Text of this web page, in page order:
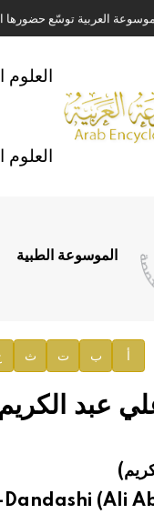
العربية توسّع حضورها
مجمع الملك سلمان العالمي
إياد خالد الطباع مدير عام
محمد ياسين صالح وزيرا
مجلس الإدارة
المجلد السابع من موسوعة
الموسوعة العربية تطلق
العلوم
العلوم
الموسوعة الطبية
أ ب ت ث
عبد
(Ali